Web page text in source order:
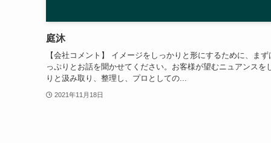
庭沐
【会社コメント】 イメージをしっかりと形にするために、まず
っぷりとお話を聞かせてください。お客様が望むニュアンスを
りと汲み取り、整理し、プロとしての...
2021年11月18日